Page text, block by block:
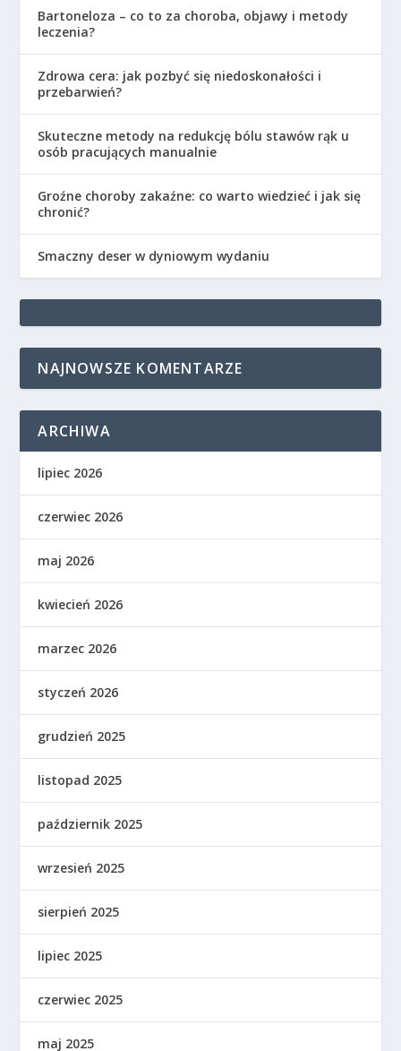
Bartoneloza – co to za choroba, objawy i metody
leczenia?
Zdrowa cera: jak pozbyć się niedoskonałości i
przebarwień?
Skuteczne metody na redukcję bólu stawów rąk u
osób pracujących manualnie
Groźne choroby zakaźne: co warto wiedzieć i jak się
chronić?
Smaczny deser w dyniowym wydaniu
NAJNOWSZE KOMENTARZE
ARCHIWA
lipiec 2026
czerwiec 2026
maj 2026
kwiecień 2026
marzec 2026
styczeń 2026
grudzień 2025
listopad 2025
październik 2025
wrzesień 2025
sierpień 2025
lipiec 2025
czerwiec 2025
maj 2025